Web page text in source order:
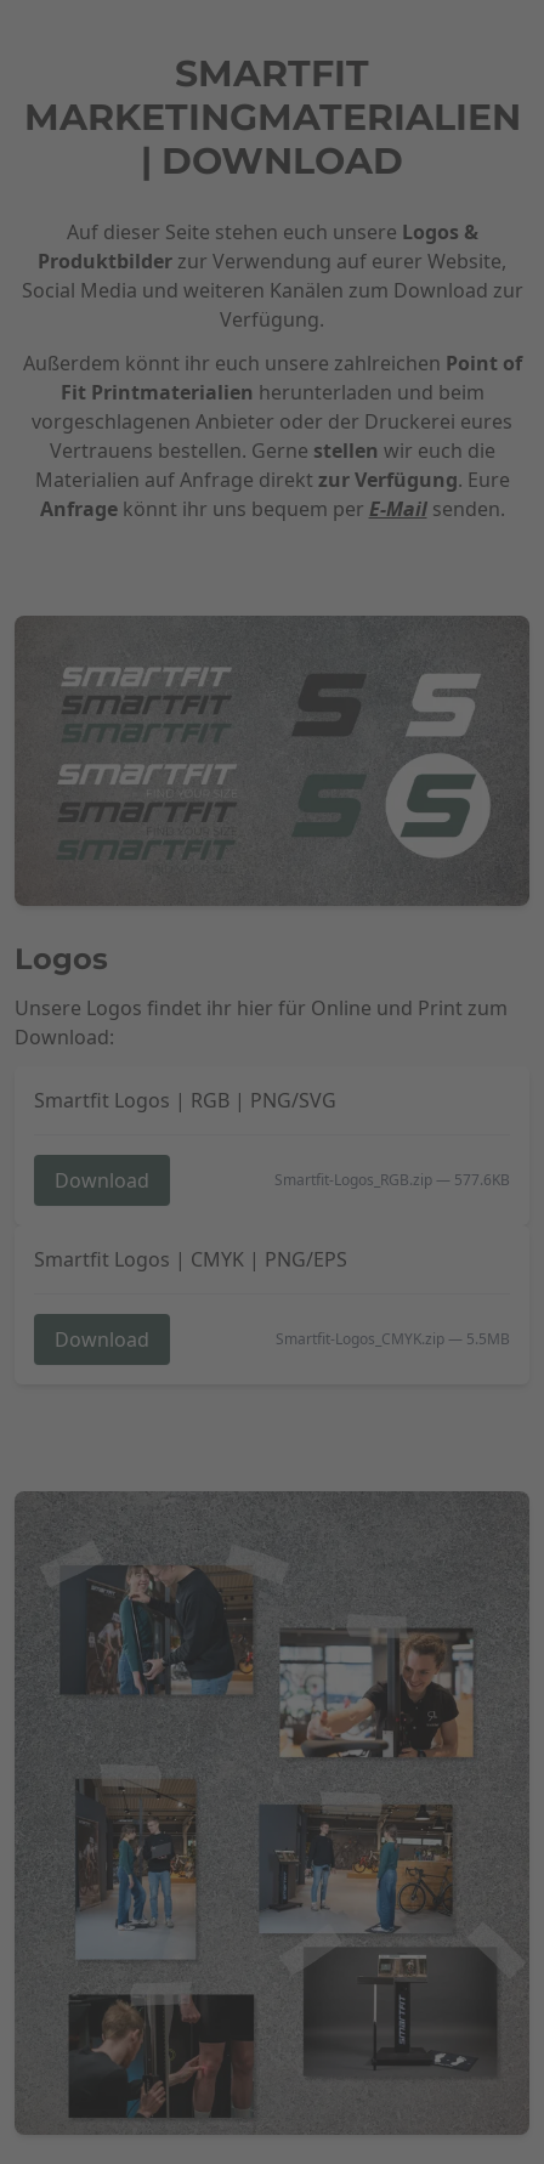
SMARTFIT
MARKETINGMATERIALIEN
| DOWNLOAD
Auf dieser Seite stehen euch unsere Logos &
Produktbilder zur Verwendung auf eurer Website,
Social Media und weiteren Kanälen zum Download zur
Verfügung.
Außerdem könnt ihr euch unsere zahlreichen Point of
Fit Printmaterialien herunterladen und beim
vorgeschlagenen Anbieter oder der Druckerei eures
Vertrauens bestellen. Gerne stellen wir euch die
Materialien auf Anfrage direkt zur Verfügung. Eure
Anfragekönnt ihr uns bequem per E-Mailsenden.
Logos
Unsere Logos findet ihr hier für Online und Print zum
Download:
Smartfit Logos | RGB | PNG/SVG
Download Smartfit-Logos_RGB.zip — 577.6KB
Smartfit Logos | CMYK | PNG/EPS
Download Smartfit-Logos_CMYK.zip — 5.5MB